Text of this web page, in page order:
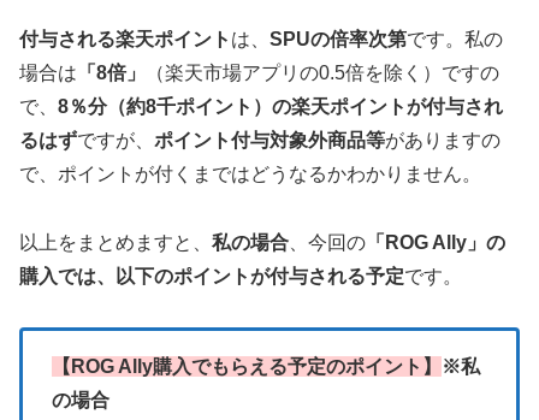
付与される楽天ポイント は、 SPUの倍率次第です。私の
場合は 「8倍」
（楽天市場アプリの0.5倍を除く）ですの
で、 8％分（約8千ポイント）の楽天ポイントが付与され
るはずですが、 ポイント付与対象外商品等がありますの
で、ポイントが付くまではどうなるかわかりません。
以上をまとめますと、 私の場合 、今回の 「ROG Ally」の
購入では、以下のポイントが付与される予定です。
【ROG Ally購入でもらえる予定のポイント】
※私
の場合